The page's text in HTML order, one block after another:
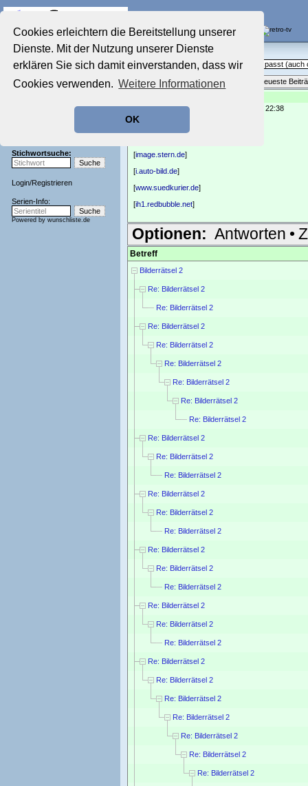
Cookies erleichtern die Bereitstellung unserer
Dienste. Mit der Nutzung unserer Dienste
erklären Sie sich damit einverstanden, dass wir
Cookies verwenden. Weitere Informationen
OK
Startseite
Aktuelles Forum
Film-Forum
Zeichentrick-Forum
Stichwortsuche:
Login/Registrieren
Serien-Info:
Powered by wunschliste.de
Sendeschluss!
Off Topic - Alles, was woanders nicht passt (auch
Themenübersicht • Neues Thema
Neueste
geschrieben von:
, 01.09.22 22:38
auch hier wird ein Fernsehtitel gesucht
[image.stern.de]
[i.auto-bild.de]
[www.suedkurier.de]
[ih1.redbubble.net]
Optionen: Antworten •
Betreff
Bilderrätsel 2
Re: Bilderrätsel 2
Re: Bilderrätsel 2
Re: Bilderrätsel 2
Re: Bilderrätsel 2
Re: Bilderrätsel 2
Re: Bilderrätsel 2
Re: Bilderrätsel 2
Re: Bilderrätsel 2
Re: Bilderrätsel 2
Re: Bilderrätsel 2
Re: Bilderrätsel 2
Re: Bilderrätsel 2
Re: Bilderrätsel 2
Re: Bilderrätsel 2
Re: Bilderrätsel 2
Re: Bilderrätsel 2
Re: Bilderrätsel 2
Re: Bilderrätsel 2
Re: Bilderrätsel 2
Re: Bilderrätsel 2
Re: Bilderrätsel 2
Re: Bilderrätsel 2
Re: Bilderrätsel 2
Re: Bilderrätsel 2
Re: Bilderrätsel 2
Re: Bilderrätsel 2
Re: Bilderrätsel 2